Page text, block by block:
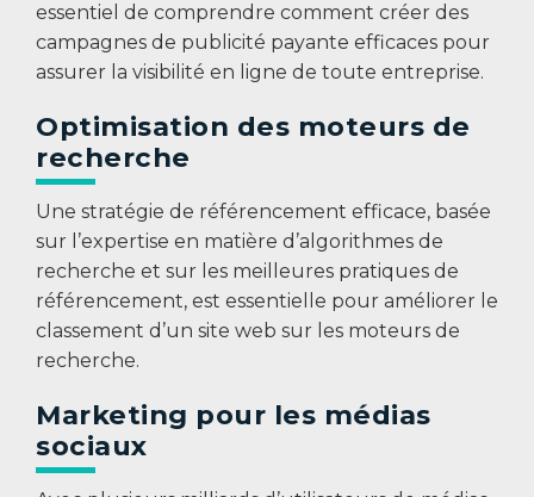
essentiel de comprendre comment créer des
campagnes de publicité payante efficaces pour
assurer la visibilité en ligne de toute entreprise.
Optimisation des moteurs de
recherche
Une stratégie de référencement efficace, basée
sur l’expertise en matière d’algorithmes de
recherche et sur les meilleures pratiques de
référencement, est essentielle pour améliorer le
classement d’un site web sur les moteurs de
recherche.
Marketing pour les médias
sociaux